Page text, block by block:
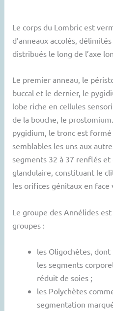
Le corps du Lombric est
d’anneaux accolés,
distribués le long de l’axe
Le premier anneau, le
buccal et le dernier, le
lobe riche en cellules
de la bouche, le
pygidium, le tronc est
semblables les uns aux
segments 32 à 37 renflés
glandulaire, constituant le
les orifices génitaux en face
Le groupe des Annélides
groupes :
les Oligochètes,
les segments
réduit de soies ;
les Polychètes
segmentation